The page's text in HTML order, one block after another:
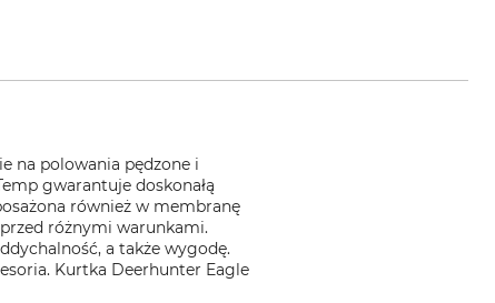
na polowania pędzone i
gwarantuje doskonałą
również w membranę
różnymi warunkami.
a także wygodę.
Kurtka Deerhunter Eagle